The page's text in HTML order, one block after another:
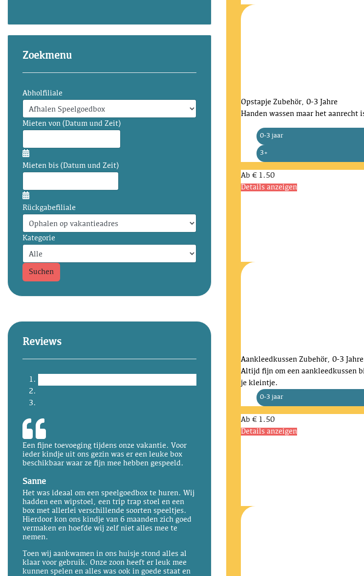
Zoekmenu
Abholfiliale
Mieten von (Datum und Zeit)
Mieten bis (Datum und Zeit)
Rückgabefiliale
Kategorie
Suchen
Reviews
Een fijne toevoeging tijdens onze vakantie. Voor
ieder kindje uit ons gezin was er een leuke box
beschikbaar waar ze fijn mee hebben gespeeld.
Sanne
Het was ideaal om een speelgoedbox te huren. Wij
hadden een wipstoel, een trip trap stoel en een
box met allerlei verschillende soorten speeltjes.
Hierdoor kon ons kindje van 6 maanden zich goed
vermaken en hoefde wij zelf niet alles mee te
nemen.
Toen wij aankwamen in ons huisje stond alles al
klaar voor gebruik. Onze zoon heeft er leuk mee
kunnen spelen en alles was ook in goede staat en
Opstapje Zubehör, 0-3 Jahre
Handen wassen maar het
0-3 jaar
3+
Ab € 1.50
Details anzeigen
Aankleedkussen Zubehör, 0-3 Jahre
Altijd fijn om een aankleedkussen
je kleintje.
0-3 jaar
Ab € 1.50
Details anzeigen